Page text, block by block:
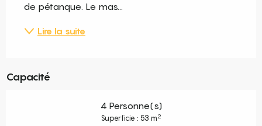
de pétanque. Le mas...
Lire la suite
Capacité
4 Personne(s)
Superficie : 53 m2